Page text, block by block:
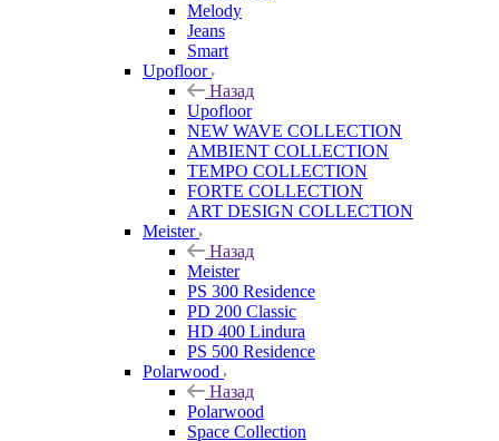
Melody
Jeans
Smart
Upofloor
Назад
Upofloor
NEW WAVE COLLECTION
AMBIENT COLLECTION
TEMPO COLLECTION
FORTE COLLECTION
ART DESIGN COLLECTION
Meister
Назад
Meister
PS 300 Residence
PD 200 Classic
HD 400 Lindura
PS 500 Residence
Polarwood
Назад
Polarwood
Space Collection